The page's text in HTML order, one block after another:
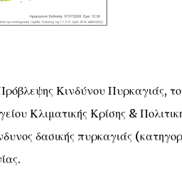
Κινδύνου Πυρκαγιάς, τον
Κλιματικής Κρίσης &
δασικής πυρκαγιάς